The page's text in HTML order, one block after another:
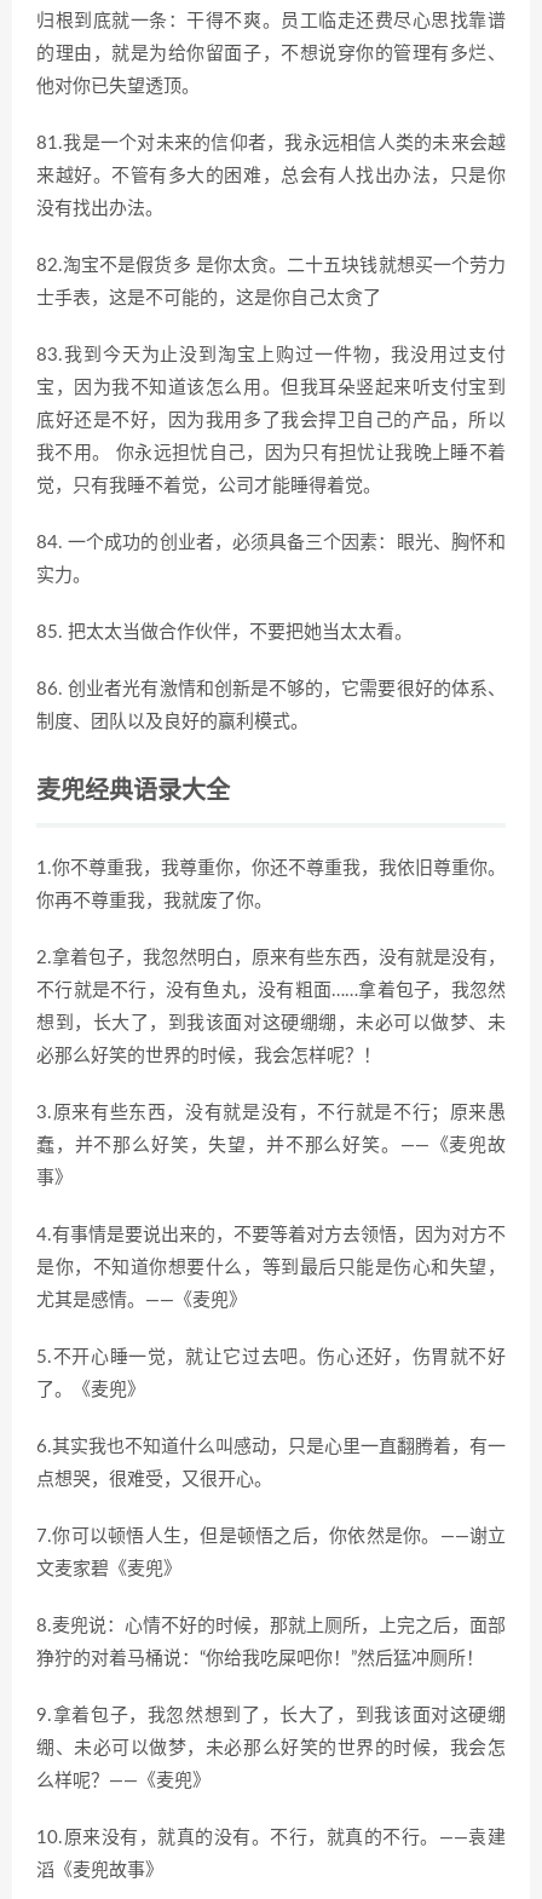
归根到底就一条：干得不爽。员工临走还费尽心思找靠谱
的理由，就是为给你留面子，不想说穿你的管理有多烂、
他对你已失望透顶。
81.我是一个对未来的信仰者，我永远相信人类的未来会越
来越好。不管有多大的困难，总会有人找出办法，只是你
没有找出办法。
82.淘宝不是假货多 是你太贪。二十五块钱就想买一个劳力
士手表，这是不可能的，这是你自己太贪了
83.我到今天为止没到淘宝上购过一件物，我没用过支付
宝，因为我不知道该怎么用。但我耳朵竖起来听支付宝到
底好还是不好，因为我用多了我会捍卫自己的产品，所以
我不用。 你永远担忧自己，因为只有担忧让我晚上睡不着
觉，只有我睡不着觉，公司才能睡得着觉。
84. 一个成功的创业者，必须具备三个因素：眼光、胸怀和
实力。
85. 把太太当做合作伙伴，不要把她当太太看。
86. 创业者光有激情和创新是不够的，它需要很好的体系、
制度、团队以及良好的赢利模式。
麦兜经典语录大全
1.你不尊重我，我尊重你，你还不尊重我，我依旧尊重你。
你再不尊重我，我就废了你。
2.拿着包子，我忽然明白，原来有些东西，没有就是没有，
不行就是不行，没有鱼丸，没有粗面……拿着包子，我忽然
想到，长大了，到我该面对这硬绷绷，未必可以做梦、未
必那么好笑的世界的时候，我会怎样呢？！
3.原来有些东西，没有就是没有，不行就是不行；原来愚
蠢，并不那么好笑，失望，并不那么好笑。——《麦兜故
事》
4.有事情是要说出来的，不要等着对方去领悟，因为对方不
是你，不知道你想要什么，等到最后只能是伤心和失望，
尤其是感情。——《麦兜》
5.不开心睡一觉，就让它过去吧。伤心还好，伤胃就不好
了。《麦兜》
6.其实我也不知道什么叫感动，只是心里一直翻腾着，有一
点想哭，很难受，又很开心。
7.你可以顿悟人生，但是顿悟之后，你依然是你。——谢立
文麦家碧《麦兜》
8.麦兜说：心情不好的时候，那就上厕所，上完之后，面部
狰狞的对着马桶说：“你给我吃屎吧你！”然后猛冲厕所！
9.拿着包子，我忽然想到了，长大了，到我该面对这硬绷
绷、未必可以做梦，未必那么好笑的世界的时候，我会怎
么样呢？——《麦兜》
10.原来没有，就真的没有。不行，就真的不行。——袁建
滔《麦兜故事》